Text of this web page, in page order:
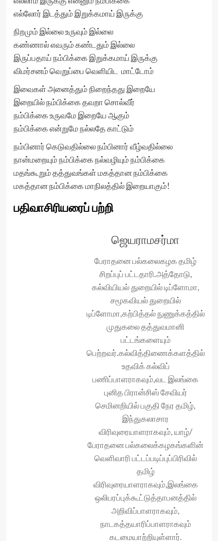
எல்லோர் இடத்தும் இறுக்கமாய் இருக்கு
நிறமும் இல்லை உருவும் இல்லை
கண்ணால் எவரும் கண்டதும் இல்லை
இருப்பதாய் நம்பிக்கை இறுக்கமாய் இருக்கு
விமர்சனம் வெறுப்பை வெளியிட மாட்டோம்
இவைகள் அனைத்தும் நிறைந்தது இறையே
இறையில் நம்பிக்கை தவறா சொல்வீர்
நம்பிக்கை உருவமே இறையே ஆகும்
நம்பிக்கை என்றுமே நல்லதே காட்டும்
நம்பினார் கெடுவதில்லை நம்பினார் வீழ்வதில்லை
நான்மறையும் நம்பிக்கை நல்வழியும் நம்பிக்கை
மதங்கூறும் தத்துவங்கள் மகத்தான நம்பிக்கை
மகத்தான நம்பிக்கை மாநிலத்தில் இறையாகும்!
பதிவாசிரியரைப் பற்றி
ஜெயராமசர்மா
பேராதனை பல்கலைகழக தமிழ்
சிறப்புப் பட்டதாரி.அத்தோடு,
கல்வியியல் துறையில் டிப்ளோமா,
சமூகவியல் துறையில்
டிப்ளோமா,கற்பித்தல் நுணுக்கத்தில்
முதுகலை தத்துவமானி
பட்டங்களையும்
பெற்றவர்.கல்வித்திணைக்களத்தில்
உதவிக் கல்விப்
பணிப்பாளராகவும்,வட இலங்கை
புனித பிரான்சிஸ் சேவியர்
செமினறியில் பகுதி நேர‌ தமிழ்,
இந்துகலாசார
விரிவுரையாளராகவும், யாழ்/
பேராதனை பல்கலைக்கழகங்களின்
வெளிவாரி பட்டப்படிப்புப்பிரிவில்
தமிழ்
விரிவுரையாளராகவும்,இலங்கை
ஒலிபரப்புக்கூட்டுத்தாபனத்தில்
அறிவிப்பாளராகவும்,
நாடகத்தயாரிப்பாளராகவும்
கடமையாற்றியுள்ளார்.